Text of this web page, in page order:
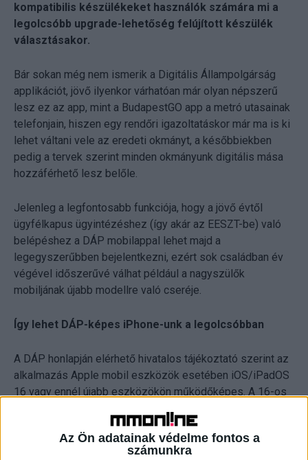
Az Ön adatainak védelme fontos a
számunkra
kompatibilis készülékeket használók számára mi a
legolcsóbb upgrade-lehetőség felújított készülék
választásakor.
Bár sokan még nem ismerik a Digitális Állampolgárság
applikációt, jövő ilyenkor várhatóan már olyan népszerű
lesz ez az app, mint a BudapestGO app a metró utasainak
telefonjain, hiszen egy rendőri igazoltatáskor már ma is ki
lehet váltani vele az eredeti okmányt, a későbbiekben
pedig a tervek szerint minden okmányunk digitális mása
hozzáférhető lesz belőle.
Jelenleg a legfontosabb funkciója, hogy a jövő évtől
ügyfélkapus ügyintézéshez (így akár az EESZT-be) való
belépéshez a DÁP mobilappal lehet majd a
legegyszerűbben bejelentkezni, ezért sok családban év
végével időszerűvé válhat például a nagyszülők
mobiljának újabb modellre való cseréje.
Így lehet DÁP-képes iPhone-unk a legolcsóbban
A DÁP honlapján elérhető hivatalos tájékoztató szerint az
alkalmazás Apple mobil eszközök esetében iOS/iPadOS
16 vagy ennél újabb eszközökön működőképes. A 16-os
iPhone 8-asok is megkapták, így készülékcserére csupán
az ennél régebbi Apple-mobilt használóknak lesz